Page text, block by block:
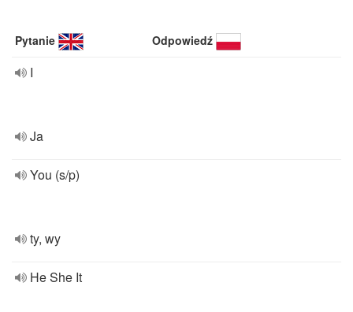
Pytanie Odpowiedź
I
Ja
You (s/p)
ty, wy
He She It